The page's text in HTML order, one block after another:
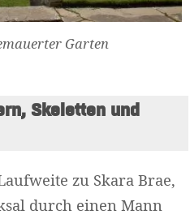
Garten
Skeletten und
zu Skara Brae,
durch einen Mann